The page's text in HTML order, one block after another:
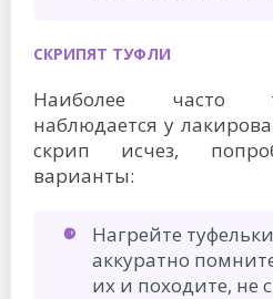
СКРИПЯТ ТУФЛИ
Наиболее часто
наблюдается у
скрип исчез,
варианты:
Нагрейте
аккуратно
их и походите, не